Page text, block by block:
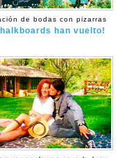
de bodas con pizarras
han vuelto!